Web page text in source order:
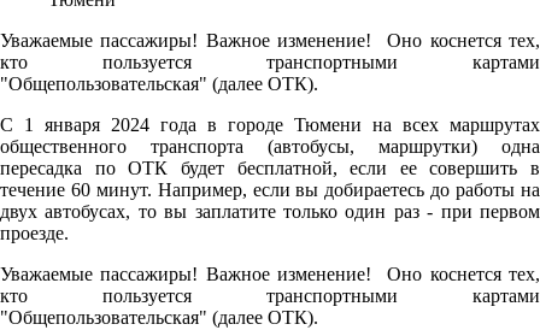
Уважаемые пассажиры! Важное изменение! Оно коснется тех,
кто пользуется транспортными картами
"Общепользовательская" (далее ОТК).
С 1 января 2024 года в городе Тюмени на всех маршрутах
общественного транспорта (автобусы, маршрутки) одна
пересадка по ОТК будет бесплатной, если ее совершить в
течение 60 минут. Например, если вы добираетесь до работы на
двух автобусах, то вы заплатите только один раз - при первом
проезде.
Уважаемые пассажиры! Важное изменение! Оно коснется тех,
кто пользуется транспортными картами
"Общепользовательская" (далее ОТК).